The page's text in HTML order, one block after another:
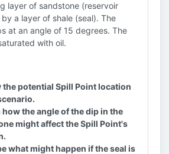
layer of sandstone (reservoir
a layer of shale (seal). The
at an angle of 15 degrees. The
with oil.
the potential Spill Point location
how the angle of the dip in the
might affect the Spill Point's
what might happen if the seal is